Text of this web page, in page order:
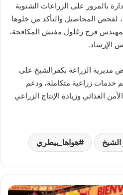
بالمرور على الزراعات الشتوية
لفحص المحاصيل والتأكد من خلوها
فرج زغلول مفتش المكافحة،
الإرشاد.
مديرية الزراعة بكفرالشيخ على
خدمات زراعية متكاملة، ودعم
الغذائي وزيادة الإنتاج الزراعي
هواها_بيطري